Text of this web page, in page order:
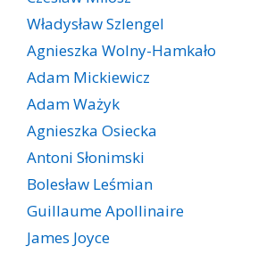
Władysław Szlengel
Agnieszka Wolny-Hamkało
Adam Mickiewicz
Adam Ważyk
Agnieszka Osiecka
Antoni Słonimski
Bolesław Leśmian
Guillaume Apollinaire
James Joyce